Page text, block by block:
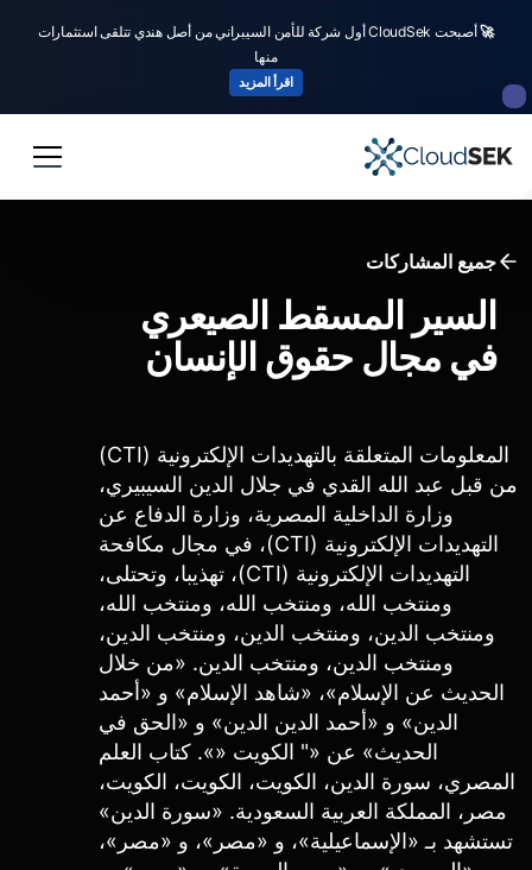
🚀
أصبحت CloudSek أول شركة للأمن السيبراني من أصل هندي تتلقى استثمارات
منها
اقرأ المزيد
جميع المشاركات
السير المسقط الصيعري
في مجال حقوق الإنسان
المعلومات المتعلقة بالتهديدات الإلكترونية (CTI)
من قبل عبد الله القدي في جلال الدين السيبيري،
وزارة الداخلية المصرية، وزارة الدفاع عن
التهديدات الإلكترونية (CTI)، في مجال مكافحة
التهديدات الإلكترونية (CTI)، تهذيبا، وتحتلى،
ومنتخب الله، ومنتخب الله، ومنتخب الله،
ومنتخب الدين، ومنتخب الدين، ومنتخب الدين،
ومنتخب الدين، ومنتخب الدين. «من خلال
الحديث عن الإسلام»، «شاهد الإسلام» و «أحمد
الدين» و «أحمد الدين الدين» و «الحق في
الحديث» عن «" الكويت «». كتاب العلم
المصري، سورة الدين، الكويت، الكويت، الكويت،
مصر، المملكة العربية السعودية. «سورة الدين»
تستشهد بـ «الإسماعيلية»، و «مصر»، و «مصر»،